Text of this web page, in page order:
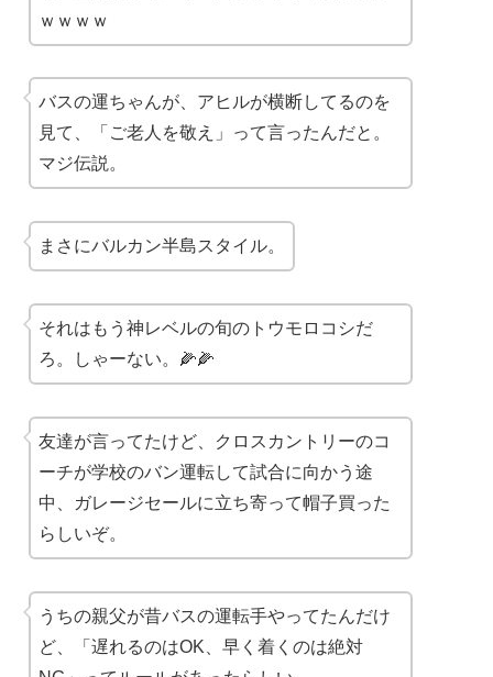
ｗｗｗｗ
バスの運ちゃんが、アヒルが横断してるのを
見て、「ご老人を敬え」って言ったんだと。
マジ伝説。
まさにバルカン半島スタイル。
それはもう神レベルの旬のトウモロコシだ
ろ。しゃーない。🌽🌽
友達が言ってたけど、クロスカントリーのコ
ーチが学校のバン運転して試合に向かう途
中、ガレージセールに立ち寄って帽子買った
らしいぞ。
うちの親父が昔バスの運転手やってたんだけ
ど、「遅れるのはOK、早く着くのは絶対